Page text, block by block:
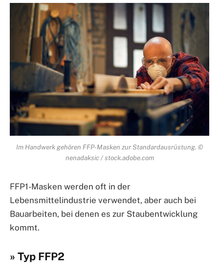
Im Handwerk gehören FFP-Masken zur Standardausrüstung. ©
nenadaksic / stock.adobe.com
FFP1-Masken werden oft in der
Lebensmittelindustrie verwendet, aber auch bei
Bauarbeiten, bei denen es zur Staubentwicklung
kommt.
» Typ FFP2